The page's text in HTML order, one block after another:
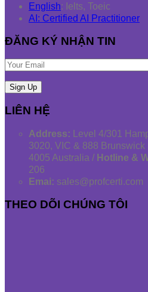
English: Ielts, Toeic
AI: Certified AI Practitioner
ĐĂNG KÝ NHẬN TIN
LIÊN HỆ
Address: Level 4/301
3020, VIC & 888
4005 Australia / Hotline &
206
Emai: sales@profcerti.com
THEO DÕI CHÚNG TÔI